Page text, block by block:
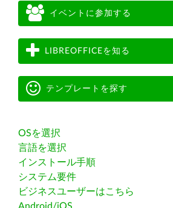
イベントに参加する
LIBREOFFICEを知る
テンプレートを探す
OSを選択
言語を選択
インストール手順
システム要件
ビジネスユーザーはこちら